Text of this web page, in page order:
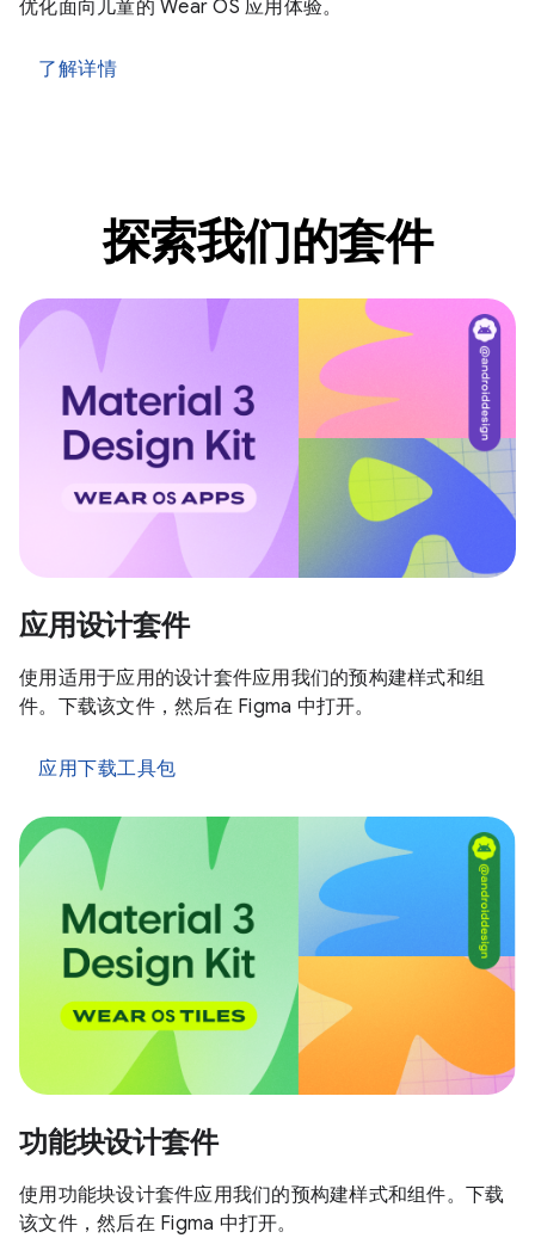
优化面向儿童的 Wear OS 应用体验。
了解详情
探索我们的套件
应用设计套件
使用适用于应用的设计套件应用我们的预构建样式和组
件。下载该文件，然后在 Figma 中打开。
应用下载工具包
功能块设计套件
使用功能块设计套件应用我们的预构建样式和组件。下载
该文件，然后在 Figma 中打开。